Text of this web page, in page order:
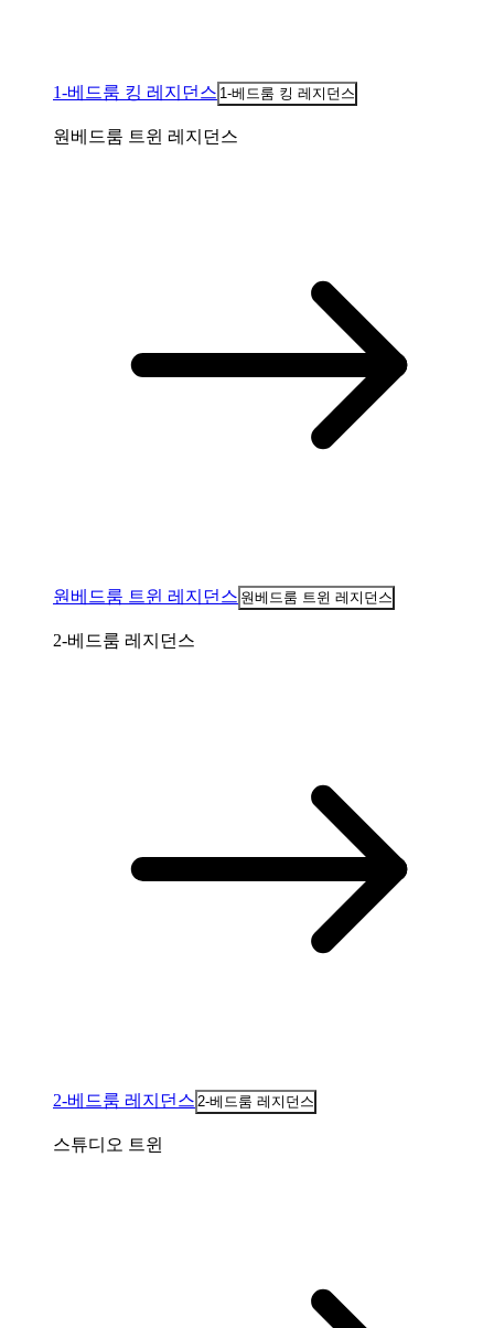
1-베드룸 킹 레지던스 1-베드룸 킹 레지던스
원베드룸 트윈 레지던스
원베드룸 트윈 레지던스 원베드룸 트윈 레지던스
2-베드룸 레지던스
2-베드룸 레지던스 2-베드룸 레지던스
스튜디오 트윈